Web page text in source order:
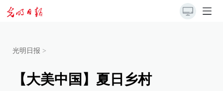
光明日报 >
【大美中国】夏日乡村